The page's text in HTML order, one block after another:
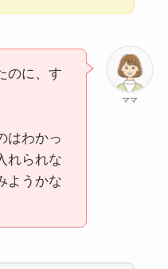
ママ
のに、す
はわかっ
れられな
ようかな